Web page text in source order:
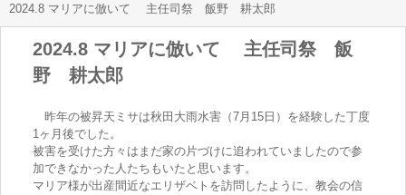
2024.8 マリアに倣いて 主任司祭 飯野 耕太郎
2024.8 マリアに倣いて 主任司祭 飯
野 耕太郎
昨年の被昇天ミサは秋田大雨水害（7月15日）を経験した丁度
1ヶ月後でした。
被害を受けた方々はまだ家の片づけに追われていましたので参
加できなかった人たちもいたと思います。
マリア様が出産間近なエリザベトを訪問したように、教会の信